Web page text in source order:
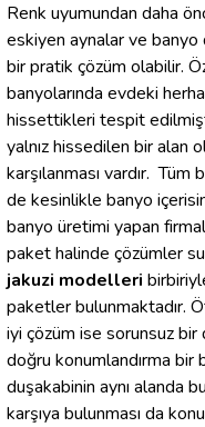
Renk uyumundan daha
eskiyen aynalar ve banyo
bir pratik çözüm olabilir.
banyolarında evdeki
hissettikleri tespit
yalnız hissedilen bir alan
karşılanması vardır.
de kesinlikle banyo
banyo üretimi yapan
paket halinde çözümler
jakuzi modelleri
paketler bulunmaktadır.
iyi çözüm ise sorunsuz
doğru konumlandırma bir
duşakabinin aynı alanda
karşıya bulunması da